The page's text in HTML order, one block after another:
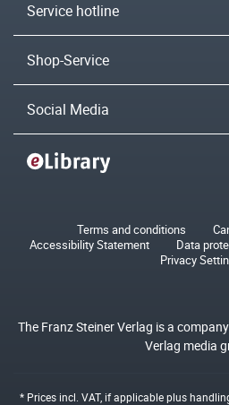
Service hotline
Shop-Service
Social Media
Terms and conditions
Accessibility Statement
Data
Privacy
The Franz Steiner Verlag is a
Verlag media
* Prices incl. VAT, if applicable plus